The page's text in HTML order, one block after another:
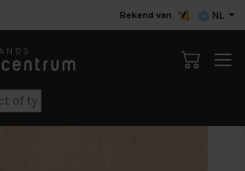
Bekend van NL